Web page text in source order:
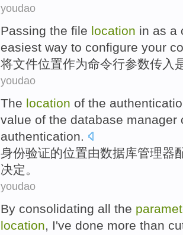
youdao
Passing the file location in as a
easiest way to configure your
将文件位置作为命令行参数传入
youdao
The location of the
value of the database manager
authentication.
身份验证的位置由数据库管理器
决定。
youdao
By consolidating all the
location, I've done more than